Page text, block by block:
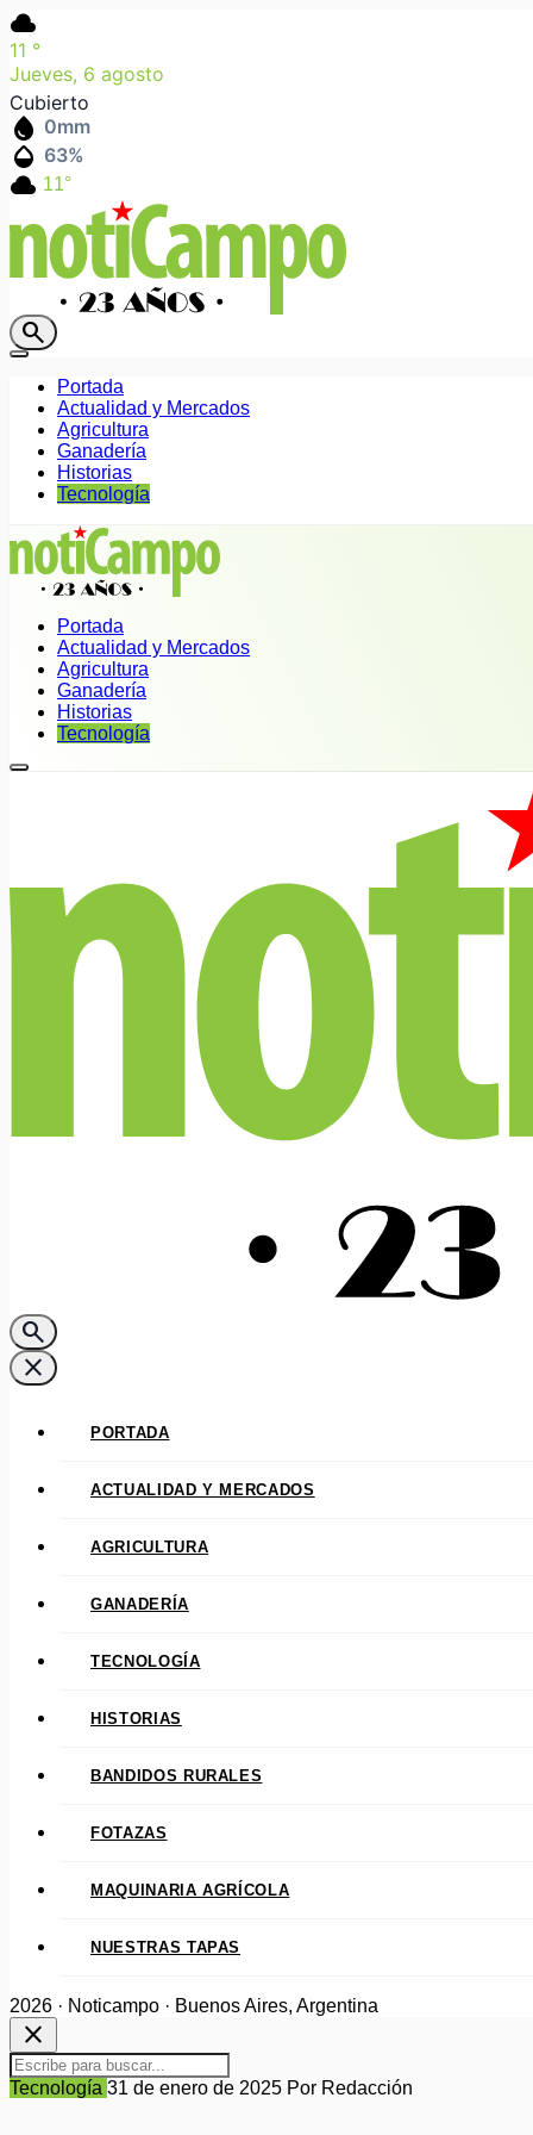
cloud
11 °
Jueves, 6 agosto
Cubierto
water_drop 0mm
humidity_mid 63%
cloud 11°
search
Portada
Actualidad y Mercados
Agricultura
Ganadería
Historias
Tecnología
Portada
Actualidad y Mercados
Agricultura
Ganadería
Historias
Tecnología
search
close
PORTADA
ACTUALIDAD Y MERCADOS
AGRICULTURA
GANADERÍA
TECNOLOGÍA
HISTORIAS
BANDIDOS RURALES
FOTAZAS
MAQUINARIA AGRÍCOLA
NUESTRAS TAPAS
2026 · Noticampo · Buenos Aires, Argentina
close
Tecnología 31 de enero de 2025 Por Redacción